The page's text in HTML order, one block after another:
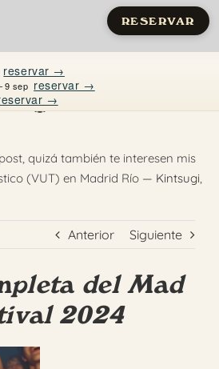
RESERVAR
reservar →
9 sep reservar →
→
Mi Madrid
Contacto
quizá también te interesen mis
(VUT) en Madrid Río — Kintsugi,
Anterior Siguiente
del Mad
2024